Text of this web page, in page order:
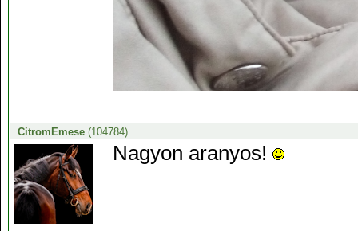
CitromEmese(104784)
Nagyon aranyos!